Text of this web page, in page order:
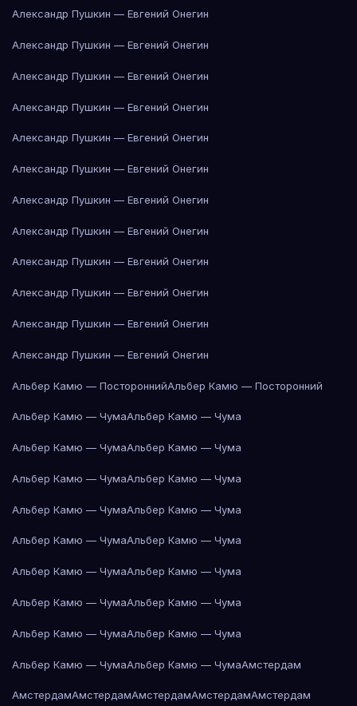
Александр Пушкин — Евгений Онегин
Александр Пушкин — Евгений Онегин
Александр Пушкин — Евгений Онегин
Александр Пушкин — Евгений Онегин
Александр Пушкин — Евгений Онегин
Александр Пушкин — Евгений Онегин
Александр Пушкин — Евгений Онегин
Александр Пушкин — Евгений Онегин
Александр Пушкин — Евгений Онегин
Александр Пушкин — Евгений Онегин
Александр Пушкин — Евгений Онегин
Александр Пушкин — Евгений Онегин
Альбер Камю — ПостороннийАльбер Камю — Посторонний
Альбер Камю — ЧумаАльбер Камю — Чума
Альбер Камю — ЧумаАльбер Камю — Чума
Альбер Камю — ЧумаАльбер Камю — Чума
Альбер Камю — ЧумаАльбер Камю — Чума
Альбер Камю — ЧумаАльбер Камю — Чума
Альбер Камю — ЧумаАльбер Камю — Чума
Альбер Камю — ЧумаАльбер Камю — Чума
Альбер Камю — ЧумаАльбер Камю — Чума
Альбер Камю — ЧумаАльбер Камю — ЧумаАмстердам
АмстердамАмстердамАмстердамАмстердамАмстердам